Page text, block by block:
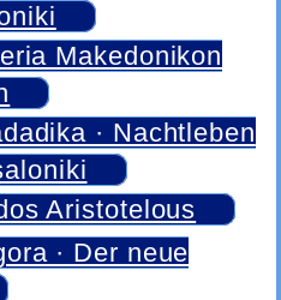
Makedonikon
· Nachtleben
Aristotelous
· Der neue